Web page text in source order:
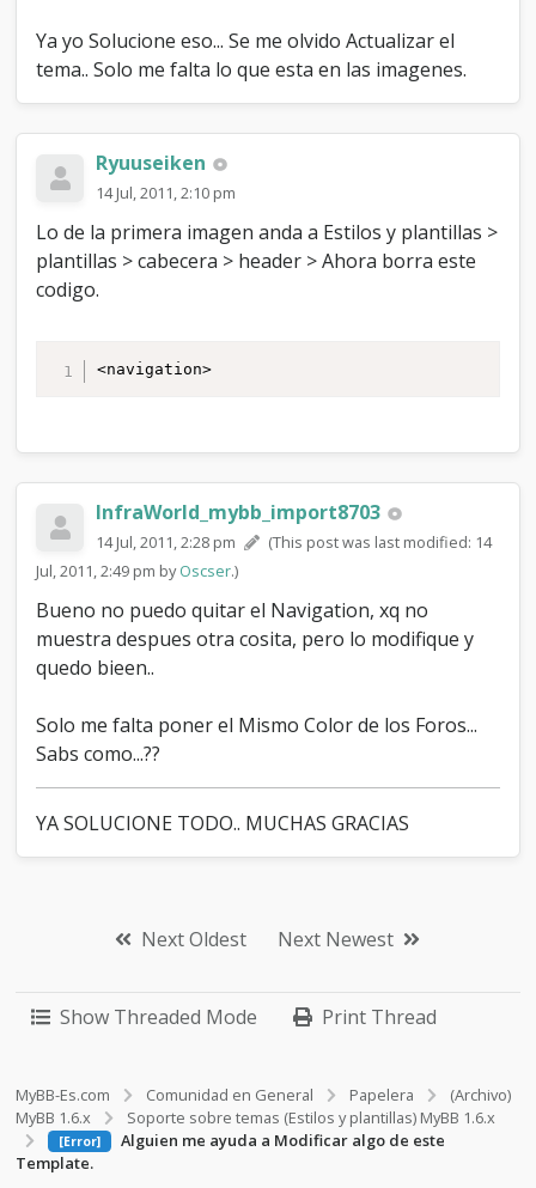
Ya yo Solucione eso... Se me olvido Actualizar el
tema.. Solo me falta lo que esta en las imagenes.
Ryuuseiken
14 Jul, 2011, 2:10 pm
Lo de la primera imagen anda a Estilos y plantillas >
plantillas > cabecera > header > Ahora borra este
codigo.
<navigation>
InfraWorld_mybb_import8703
14 Jul, 2011, 2:28 pm
(This post was last modified: 14
Jul, 2011, 2:49 pm byOscser.)
Bueno no puedo quitar el Navigation, xq no
muestra despues otra cosita, pero lo modifique y
quedo bieen..
Solo me falta poner el Mismo Color de los Foros...
Sabs como...??
YA SOLUCIONE TODO.. MUCHAS GRACIAS
Next Oldest Next Newest
Show Threaded Mode Print Thread
MyBB-Es.com Comunidad en General Papelera
(Archivo)
MyBB 1.6.x
Soporte sobre temas (Estilos y plantillas) MyBB 1.6.x
[Error]
Alguien me ayuda a Modificar algo de este
Template.